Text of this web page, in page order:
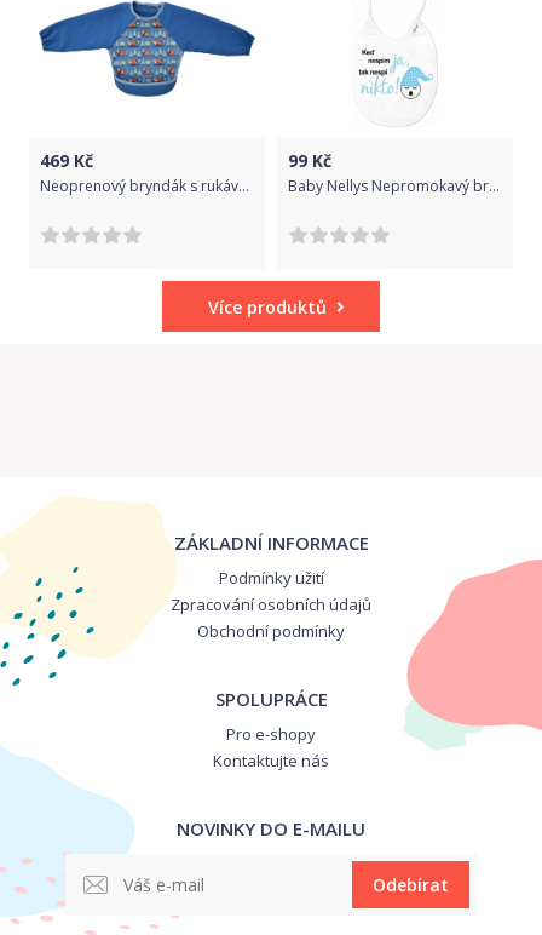
469 Kč
Neoprenový bryndák s rukávky Bibetta Lišky 2019
99 Kč
Baby Nellys Nepromokavý bryndáček Keď nespím ja, tak nespí nikto, 24 x 27 cm, kluk - bílý
Více produktů
ZÁKLADNÍ INFORMACE
Podmínky užití
Zpracování osobních údajů
Obchodní podmínky
SPOLUPRÁCE
Pro e-shopy
Kontaktujte nás
NOVINKY DO E-MAILU
Odebírat